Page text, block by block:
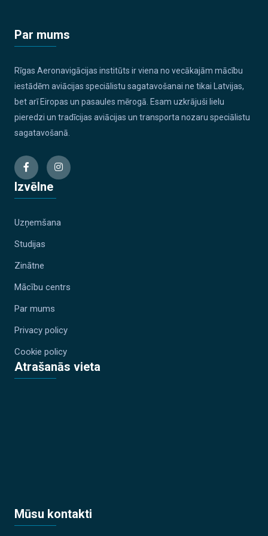
Par mums
Rīgas Aeronavigācijas institūts ir viena no vecākajām mācību
iestādēm aviācijas speciālistu sagatavošanai ne tikai Latvijas,
bet arī Eiropas un pasaules mērogā. Esam uzkrājuši lielu
pieredzi un tradīcijas aviācijas un transporta nozaru speciālistu
sagatavošanā.
Izvēlne
Uzņemšana
Studijas
Zinātne
Mācību centrs
Par mums
Privacy policy
Cookie policy
Atrašanās vieta
Mūsu kontakti